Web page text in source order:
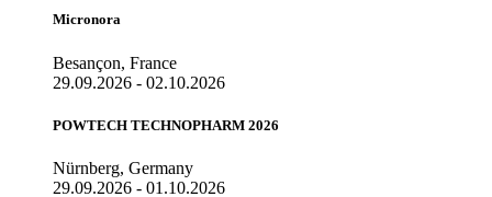
Micronora
Besançon, France
29.09.2026 - 02.10.2026
POWTECH TECHNOPHARM 2026
Nürnberg, Germany
29.09.2026 - 01.10.2026